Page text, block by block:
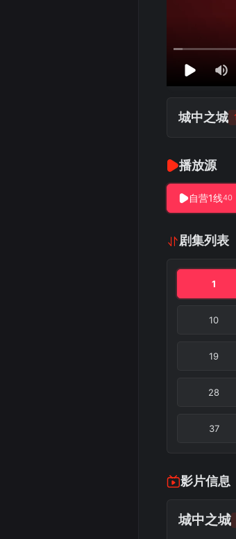
城中之城 1
播放源
自营1线40
剧集列表
1
10
19
28
37
影片信息
城中之城